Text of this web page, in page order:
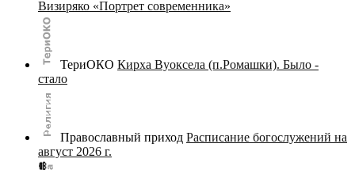
Визиряко «Портрет современника»
ТериОКО Кирха Вуоксела (п.Ромашки). Было -
стало
Православный приход Расписание богослужений на
август 2026 г.